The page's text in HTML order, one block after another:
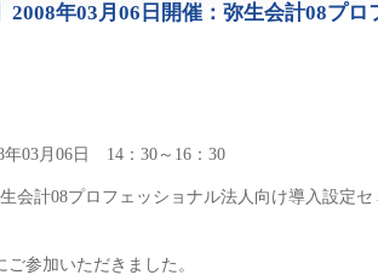
2008年03月06日開催：弥生会計08プ
03月06日 14：30～16：30
会計08プロフェッショナル法人向け導入設定セ
参加いただきました。